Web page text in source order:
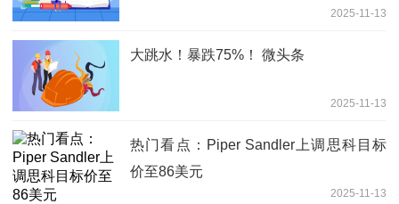
2025-11-13
大跳水！暴跌75%！ 微头条
2025-11-13
热门看点：Piper Sandler上调思科目标
价至86美元
2025-11-13